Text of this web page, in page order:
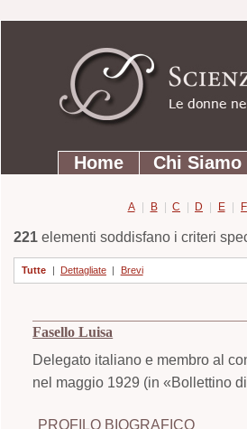
contenuti.
Strumenti
personali
SezioniHome Chi Siamo
A | B | C | D | E | F
221elementi soddisfano i criteri
Tutte | Dettagliate | Brevi
Fasello Luisa
Delegato italiano e membro al
nel maggio 1929 (in «Bollettino
PROFILO BIOGRAFICO